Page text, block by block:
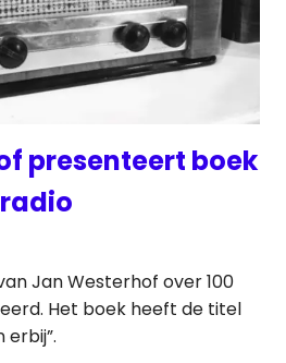
presenteert boek
Jan Westerhof over 100
Het boek heeft de titel
erbij”.